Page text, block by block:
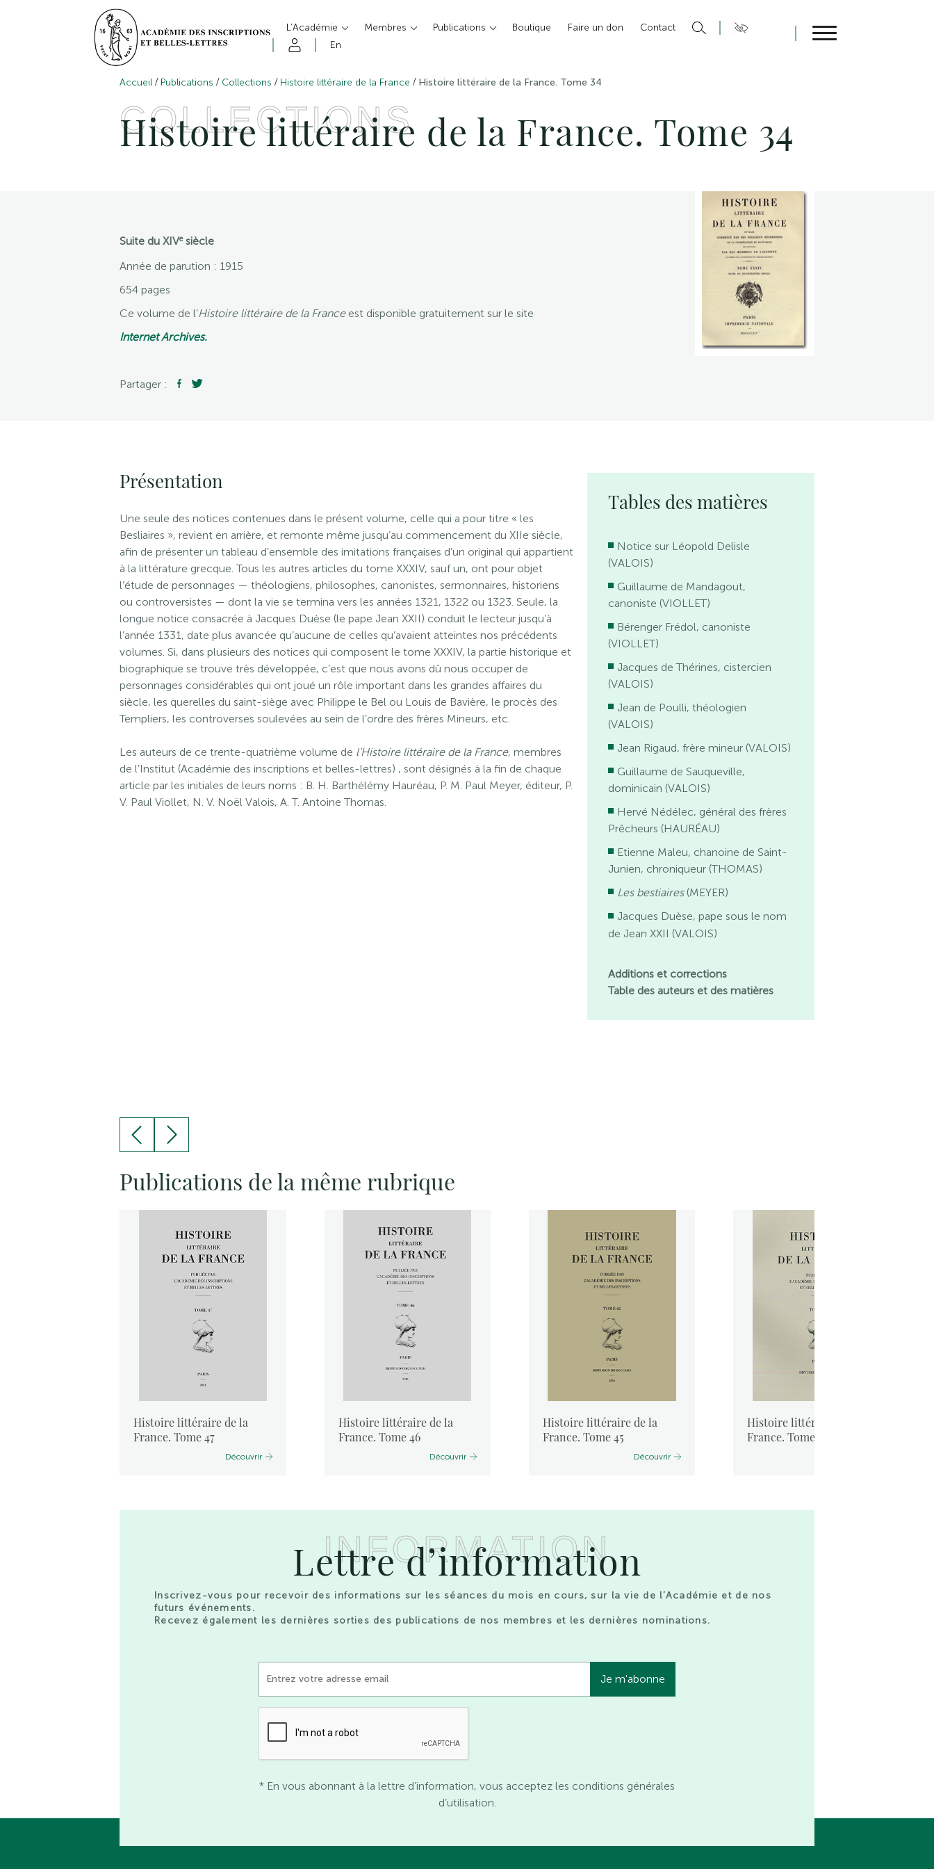
L’Académie Membres Publications Boutique Faire un don
Contact
En
Accueil / Publications / Collections / Histoire littéraire de la France / Histoire littéraire de la France. Tome 34
COLLECTIONS
Histoire littéraire de la France. Tome 34
Suite du XIVesiècle
Année de parution : 1915
654 pages
Ce volume de l’Histoire littéraire de la Franceest disponible gratuitement sur le site
Internet Archives.
Partager :
Présentation
Une seule des notices contenues dans le présent volume, celle qui a pour titre « les
Besliaires », revient en arrière, et remonte même jusqu’au commencement du XIIe siècle,
afin de présenter un tableau d’ensemble des imitations françaises d’un original qui appartient
à la littérature grecque. Tous les autres articles du tome XXXIV, sauf un, ont pour objet
l’étude de personnages — théologiens, philosophes, canonistes, sermonnaires, historiens
ou controversistes — dont la vie se termina vers les années 1321, 1322 ou 1323. Seule, la
longue notice consacrée à Jacques Duèse (le pape Jean XXII) conduit le lecteur jusqu’à
l’année 1331, date plus avancée qu’aucune de celles qu’avaient atteintes nos précédents
volumes. Si, dans plusieurs des notices qui composent le tome XXXIV, la partie historique et
biographique se trouve très développée, c’est que nous avons dû nous occuper de
personnages considérables qui ont joué un rôle important dans les grandes affaires du
siècle, les querelles du saint-siège avec Philippe le Bel ou Louis de Bavière, le procès des
Templiers, les controverses soulevées au sein de l’ordre des frères Mineurs, etc.
Les auteurs de ce trente-quatrième volume de l’Histoire littéraire de la France, membres
de l’Institut (Académie des inscriptions et belles-lettres) , sont désignés à la fin de chaque
article par les initiales de leurs noms : B. H. Barthélémy Hauréau, P. M. Paul Meyer, éditeur, P.
V. Paul Viollet, N. V. Noël Valois, A. T. Antoine Thomas.
Tables des matières
Notice sur Léopold Delisle
(VALOIS)
Guillaume de Mandagout,
canoniste (VIOLLET)
Bérenger Frédol, canoniste
(VIOLLET)
Jacques de Thérines, cistercien
(VALOIS)
Jean de Poulli, théologien
(VALOIS)
Jean Rigaud, frère mineur (VALOIS)
Guillaume de Sauqueville,
dominicain (VALOIS)
Hervé Nédélec, général des frères
Prêcheurs (HAURÉAU)
Etienne Maleu, chanoine de Saint-
Junien, chroniqueur (THOMAS)
Les bestiaires(MEYER)
Jacques Duèse, pape sous le nom
de Jean XXII (VALOIS)
Additions et corrections
Table des auteurs et des matières
Publications de la même rubrique
Histoire littéraire de la
France. Tome 47
Découvrir
Histoire littéraire de la
France. Tome 46
Découvrir
Histoire littéraire de la
France. Tome 45
Découvrir
Histoire littéraire de la
France. Tome 44
INFORMATION
Lettre d’information
Inscrivez-vous pour recevoir des informations sur les séances du mois en cours, sur la vie de l’Académie et de nos
futurs événements.
Recevez également les dernières sorties des publications de nos membres et les dernières nominations.
* En vous abonnant à la lettre d’information, vous acceptez les conditions générales
d’utilisation.